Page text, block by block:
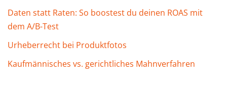
Daten statt Raten: So boostest du deinen ROAS mit
dem A/B-Test
Urheberrecht bei Produktfotos
Kaufmännisches vs. gerichtliches Mahnverfahren